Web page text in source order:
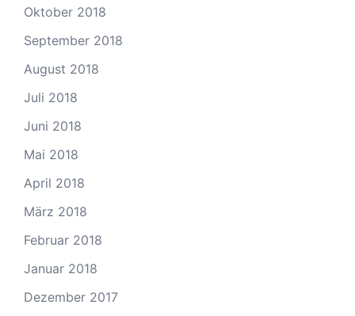
Oktober 2018
September 2018
August 2018
Juli 2018
Juni 2018
Mai 2018
April 2018
März 2018
Februar 2018
Januar 2018
Dezember 2017